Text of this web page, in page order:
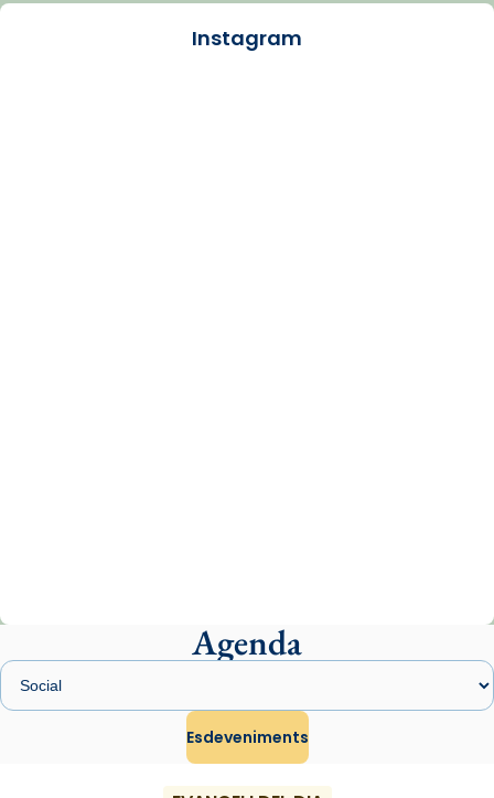
Arquebisbat de Barcelona
presidit aquest 27 de juliol la missa de Les
Santes de Mataró.
🔗
Instagram
Agenda
Esdeveniments